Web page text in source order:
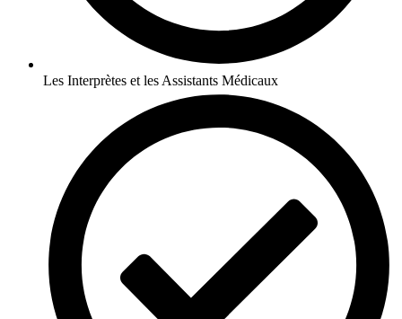
Les Interprètes et les Assistants Médicaux